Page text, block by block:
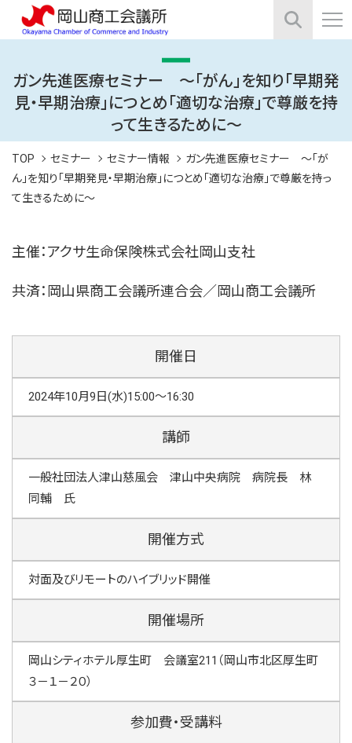
ガン先進医療セミナー ～「がん」を知り「早期発
見・早期治療」につとめ「適切な治療」で尊厳を持
って生きるために～
TOP セミナー セミナー情報
ガン先進医療セミナー ～「が
ん」を知り「早期発見・早期治療」につとめ「適切な治療」で尊厳を持っ
て生きるために～
主催：アクサ生命保険株式会社岡山支社
共済：岡山県商工会議所連合会／岡山商工会議所
開催日
2024年10月9日(水)15:00～16:30
講師
一般社団法人津山慈風会 津山中央病院 病院長 林
同輔 氏
開催方式
対面及びリモートのハイブリッド開催
開催場所
岡山シティホテル厚生町 会議室211（岡山市北区厚生町
３－１－２０）
参加費・受講料